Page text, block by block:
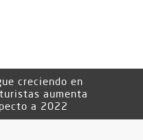
creciendo en
aumenta
a 2022